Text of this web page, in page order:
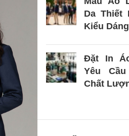
Da Thiết
Kiểu
Đặt In
Yêu
Chất